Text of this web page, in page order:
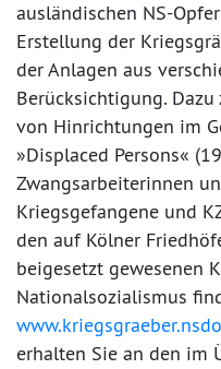
ausländischen NS-
Erstellung der
der Anlagen aus
Berücksichtigung.
von Hinrichtungen im
»Displaced Persons«
Zwangsarbeiterinnen
Kriegsgefangene und
den auf Kölner
beigesetzt gewesenen
Nationalsozialismus
erhalten Sie an den im